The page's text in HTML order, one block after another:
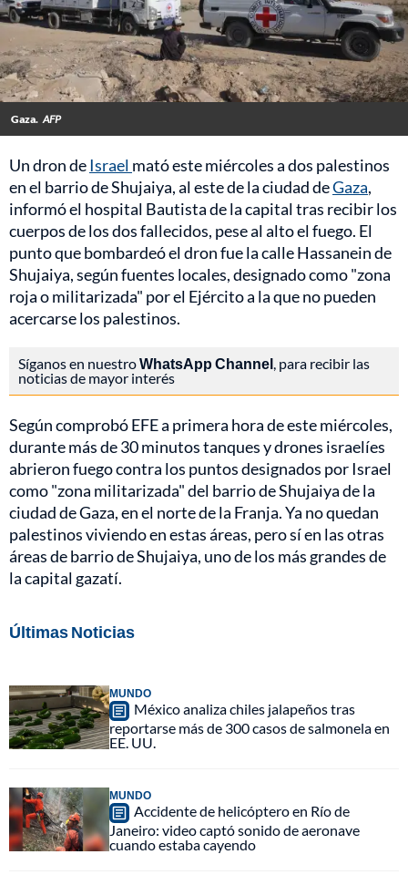
Gaza. AFP
Un dron deIsrael mató este miércoles a dos palestinos
en el barrio de Shujaiya, al este de la ciudad deGaza,
informó el hospital Bautista de la capital tras recibir los
cuerpos de los dos fallecidos, pese al alto el fuego. El
punto que bombardeó el dron fue la calle Hassanein de
Shujaiya, según fuentes locales, designado como "zona
roja o militarizada" por el Ejército a la que no pueden
acercarse los palestinos.
Síganos en nuestroWhatsApp Channel, para recibir las
noticias de mayor interés
Según comprobó EFE a primera hora de este miércoles,
durante más de 30 minutos tanques y drones israelíes
abrieron fuego contra los puntos designados por Israel
como "zona militarizada" del barrio de Shujaiya de la
ciudad de Gaza, en el norte de la Franja. Ya no quedan
palestinos viviendo en estas áreas, pero sí en las otras
áreas de barrio de Shujaiya, uno de los más grandes de
la capital gazatí.
Últimas Noticias
MUNDO
México analiza chiles jalapeños tras
reportarse más de 300 casos de salmonela en
EE. UU.
MUNDO
Accidente de helicóptero en Río de
Janeiro: video captó sonido de aeronave
cuando estaba cayendo